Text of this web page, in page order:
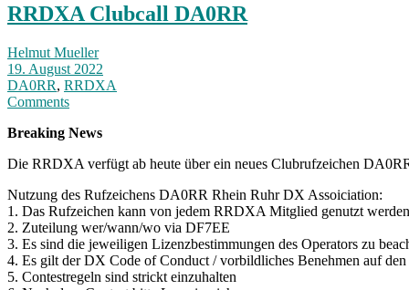
RRDXA Clubcall DA0RR
Helmut Mueller
19. August 2022
DA0RR, RRDXA
Comments
Breaking News
Die RRDXA verfügt ab heute über ein neues Clubrufzeichen
Nutzung des Rufzeichens DA0RR Rhein Ruhr DX Assoiciation:
1. Das Rufzeichen kann von jedem RRDXA Mitglied genutzt werden
2. Zuteilung wer/wann/wo via DF7EE
3. Es sind die jeweiligen Lizenzbestimmungen des Operators zu
4. Es gilt der DX Code of Conduct / vorbildliches Benehmen auf
5. Contestregeln sind strickt einzuhalten